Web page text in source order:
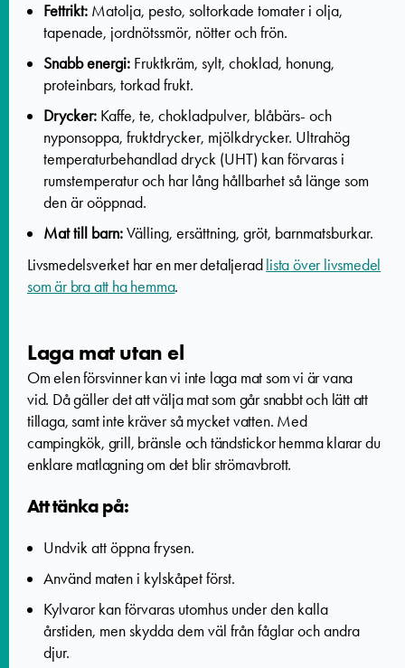
Fettrikt: Matolja, pesto, soltorkade tomater i olja,
tapenade, jordnötssmör, nötter och frön.
Snabb energi: Fruktkräm, sylt, choklad, honung,
proteinbars, torkad frukt.
Drycker: Kaffe, te, chokladpulver, blåbärs- och
nyponsoppa, fruktdrycker, mjölkdrycker. Ultrahög
temperaturbehandlad dryck (UHT) kan förvaras i
rumstemperatur och har lång hållbarhet så länge som
den är oöppnad.
Mat till barn:Välling, ersättning, gröt, barnmatsburkar.
Livsmedelsverket har en mer detaljeradlista över livsmedel
som är bra att ha hemma.
Laga mat utan el
Om elen försvinner kan vi inte laga mat som vi är vana
vid. Då gäller det att välja mat som går snabbt och lätt att
tillaga, samt inte kräver så mycket vatten. Med
campingkök, grill, bränsle och tändstickor hemma klarar du
enklare matlagning om det blir strömavbrott.
Att tänka på:
Undvik att öppna frysen.
Använd maten i kylskåpet först.
Kylvaror kan förvaras utomhus under den kalla
årstiden, men skydda dem väl från fåglar och andra
djur.